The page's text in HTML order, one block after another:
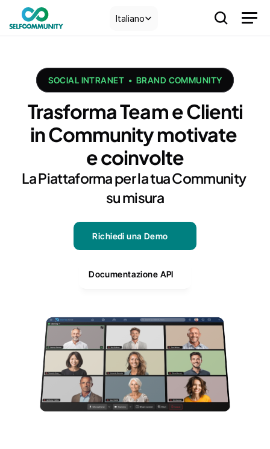
Italiano
SOCIAL INTRANET  •  BRAND COMMUNITY
Trasforma Team e Clienti
in Community motivate
e coinvolte
La Piattaforma per la tua Community
su misura
Richiedi una Demo
Documentazione API